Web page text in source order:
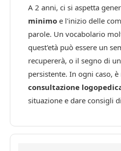
A 2 anni, ci si aspetta
minimo e l'inizio delle
parole. Un vocabolario
quest'età può essere un
recupererà, o il segno di
persistente. In ogni caso,
consultazione
situazione e dare consigli